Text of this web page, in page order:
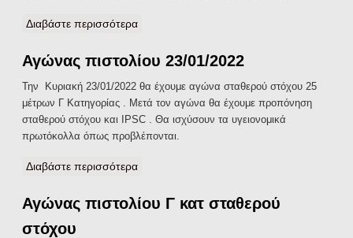
Διαβάστε περισσότεραγια Αγώνας σταθερού στόχου
Αγώνας πιστολίου 23/01/2022
Την Κυριακή 23/01/2022 θα έχουμε αγώνα σταθερού στόχου 25
μέτρων Γ Κατηγορίας . Μετά τον αγώνα θα έχουμε προπόνηση
σταθερού στόχου και IPSC . Θα ισχύσουν τα υγειονομικά
πρωτόκολλα όπως προβλέπονται.
Διαβάστε περισσότεραγια Αγώνας πιστολίου 23/01/2022
Αγώνας πιστολίου Γ κατ σταθερού
στόχου